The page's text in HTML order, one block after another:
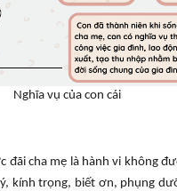
Nghĩa vụ của con cái
đãi cha mẹ là hành vi không
kính trọng, biết ơn, phụng